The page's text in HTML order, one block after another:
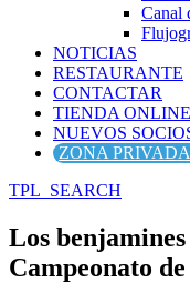
Canal
NOTICIAS
RESTAURANTE
CONTACTAR
TIENDA ONLINE
NUEVOS
ZONA PRIVADA
TPL_SEARCH
Los
Campeonato